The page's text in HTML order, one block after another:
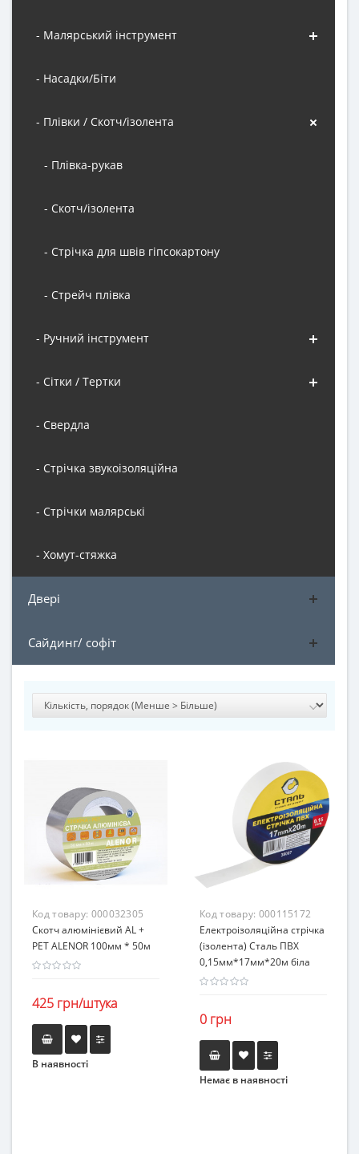
- Малярський інструмент
- Насадки/Біти
- Плівки / Скотч/ізолента
- Плівка-рукав
- Скотч/ізолента
- Стрічка для швів гіпсокартону
- Стрейч плівка
- Ручний інструмент
- Сітки / Тертки
- Свердла
- Стрічка звукоізоляційна
- Стрічки малярські
- Хомут-стяжка
Двері
Сайдинг/ софіт
Код товару: 000032305
Скотч алюмінієвий AL +
PET ALENOR 100мм * 50м
425 грн/штука
В наявності
Код товару: 000115172
Електроізоляційна стрічка
(ізолента) Сталь ПВХ
0,15мм*17мм*20м біла
0 грн
Немає в наявності